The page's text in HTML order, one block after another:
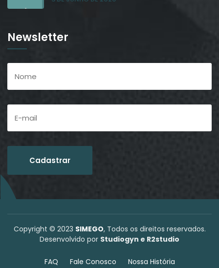
Newsletter
Copyright © 2023 SIMEGO, Todos os direitos reservados.
Desenvolvido por Studiogyn e R2studio
FAQ Fale Conosco Nossa História